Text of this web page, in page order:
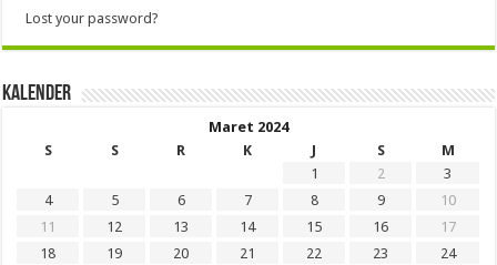
Lost your password?
Kalender
Maret 2024
S
S R K J S
M
1
2
3
4
5 6 7 8 9
10
11
12 13 14 15 16
17
18
19 20 21 22 23
24